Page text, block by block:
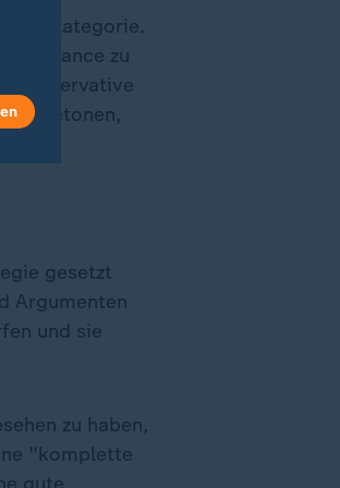
Kategorie.
Chance zu
konservative
zu betonen,
gesetzt
Argumenten
und sie
zu haben,
"komplette